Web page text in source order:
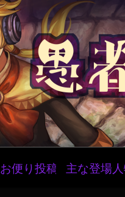
お便り投稿 主な登場